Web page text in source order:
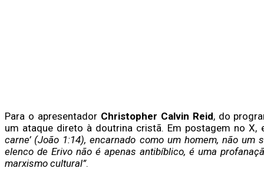
Para o apresentador Christopher Calvin Reid, do
um ataque direto à doutrina cristã. Em postagem no X,
carne’ (João 1:14), encarnado como um homem, não
elenco de Erivo não é apenas antibíblico, é uma
marxismo cultural”.